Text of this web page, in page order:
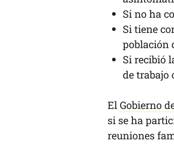
Si no ha
Si tiene
población
Si recibió
de trabajo
ElGobierno
si se ha
reuniones